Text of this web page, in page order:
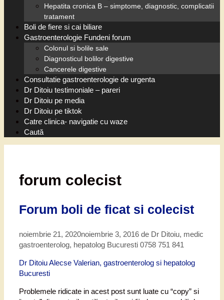
Hepatita cronica B – simptome, diagnostic, complicatii
tratament
Boli de fiere si cai biliare
Gastroenterologie Fundeni forum
Colonul si bolile sale
Diagnosticul bolilor digestive
Cancerele digestive
Consultatie gastroenterologie de urgenta
Dr Ditoiu testimoniale – pareri
Dr Ditoiu pe media
Dr Ditoiu pe tiktok
Catre clinica- navigatie cu waze
Caută
forum colecist
Forum boli de ficat si colecist
noiembrie 21, 2020noiembrie 3, 2016 de Dr Ditoiu, medic
gastroenterolog, hepatolog Bucuresti 0758 751 841
Dr Ditoiu Alecse Valerian, gastroenterolog si hepatolog
Bucuresti
Problemele ridicate in acest post sunt luate cu “copy” si